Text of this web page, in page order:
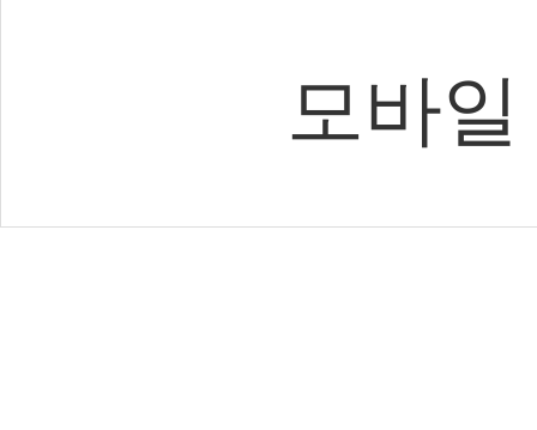
모바